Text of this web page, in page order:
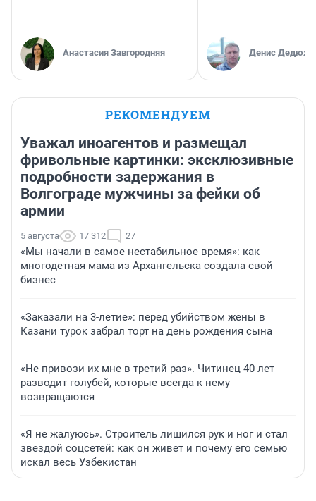
Анастасия Завгородняя Денис
РЕКОМЕНДУЕМ
Уважал иноагентов и размещал
фривольные картинки: эксклюзивные
подробности задержания в
Волгограде мужчины за фейки об
армии
5 августа 17 312 27
«Мы начали в самое нестабильное время»: как
многодетная мама из Архангельска создала свой
бизнес
«Заказали на 3-летие»: перед убийством жены в
Казани турок забрал торт на день рождения сына
«Не привози их мне в третий раз». Читинец 40 лет
разводит голубей, которые всегда к нему
возвращаются
«Я не жалуюсь». Строитель лишился рук и ног и стал
звездой соцсетей: как он живет и почему его семью
искал весь Узбекистан